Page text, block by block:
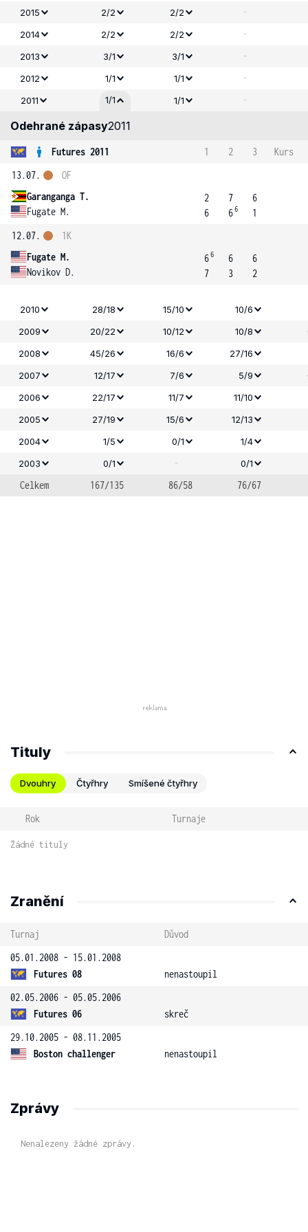
2015 2/2 2/2 -
2014 2/2 2/2 -
2013 3/1 3/1 -
2012 1/1 1/1 -
2011 1/1 1/1 -
Odehrané zápasy2011
Futures 2011 1 2 3
Kurs
13.07.
Garanganga T.
Fugate M.
OF
2
6
7
66
6
1
12.07.
Fugate M.
Novikov D.
1K
66
7
6
3
6
2
2010 28/18 15/10 10/6
2009
20/22 10/12 10/8
2008
45/26 16/6 27/16
2007
12/17 7/6 5/9
2006
22/17 11/7
11/10
2005
27/19 15/6
12/13
2004
1/5 0/1
1/4
2003
0/1 - 0/1
Celkem 167/135 86/58 76/67
Tituly
Dvouhry Čtyřhry Smíšené čtyřhry
Rok Turnaje
Žádné tituly
Zranění
Turnaj
Důvod
05.01.2008 - 15.01.2008
Futures 08
nenastoupil
02.05.2006 - 05.05.2006
Futures 06
skreč
29.10.2005 - 08.11.2005
Boston challenger
nenastoupil
Zprávy
Nenalezeny žádné zprávy.